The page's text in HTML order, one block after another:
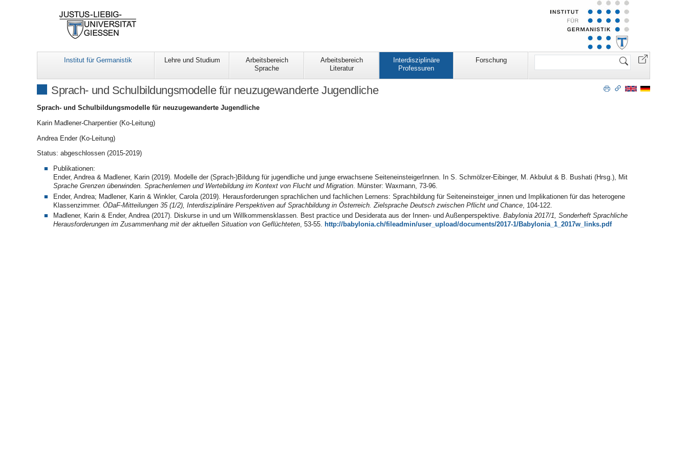
Institut für Germanistik Lehre und Studium
Arbeitsbereich
Sprache
Arbeitsbereich
Literatur
Interdisziplinäre
Professuren
Forschung
Website
Sprach- und Schulbildungsmodelle für neuzugewanderte Jugendliche
Sprach- und Schulbildungsmodelle für neuzugewanderte Jugendliche
Karin Madlener-Charpentier (Ko-Leitung)
Andrea Ender (Ko-Leitung)
Status: abgeschlossen (2015-2019)
Publikationen:
Ender, Andrea & Madlener, Karin (2019). Modelle der (Sprach-)Bildung für jugendliche und junge erwachsene SeiteneinsteigerInnen. In S. Schmölzer-Eibinger, M. Akbulut & B. Bushati (Hrsg.), Mit
Sprache Grenzen überwinden. Sprachenlernen und Wertebildung im Kontext von Flucht und Migration. Münster: Waxmann, 73-96.
Ender, Andrea; Madlener, Karin & Winkler, Carola (2019). Herausforderungen sprachlichen und fachlichen Lernens: Sprachbildung für Seiteneinsteiger_innen und Implikationen für das heterogene
Klassenzimmer. ÖDaF-Mitteilungen 35 (1/2), Interdisziplinäre Perspektiven auf Sprachbildung in Österreich. Zielsprache Deutsch zwischen Pflicht und Chance , 104-122.
Madlener, Karin & Ender, Andrea (2017). Diskurse in und um Willkommensklassen. Best practice und Desiderata aus der Innen- und Außenperspektive. Babylonia 2017/1, Sonderheft Sprachliche
Herausforderungen im Zusammenhang mit der aktuellen Situation von Geflüchteten, 53-55. http://babylonia.ch/fileadmin/user_upload/documents/2017-1/Babylonia_1_2017w_links.pdf